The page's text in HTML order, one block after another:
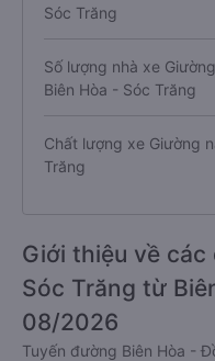
Sóc Trăng
Số lượng nhà xe
Biên Hòa - Sóc Trăng
Chất lượng xe Giường
Trăng
Giới thiệu về
Sóc Trăng từ
08/2026
Tuyến đường Biên Hòa -